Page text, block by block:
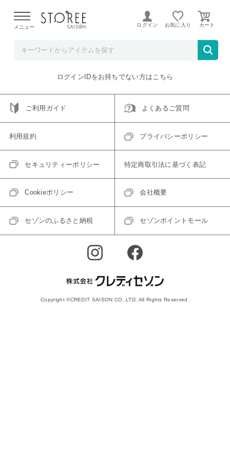
よる配送遅延が発生しております。
メニュー ログイン お気に入り
ご指定のアイテムは取り扱い終了、またはただいま取り扱い
トップへ戻る
ログインIDをお持ちでない方はこちら
ご利用ガイド よくあるご質問
利用規約 プライバシーポリシー
セキュリティーポリシー 特定商取引法に基づく表記
Cookieポリシー 会社概要
セゾンのふるさと納税 セゾンポイントモール
Copyright ©CREDIT SAISON CO.,LTD. All Rights Reserved.